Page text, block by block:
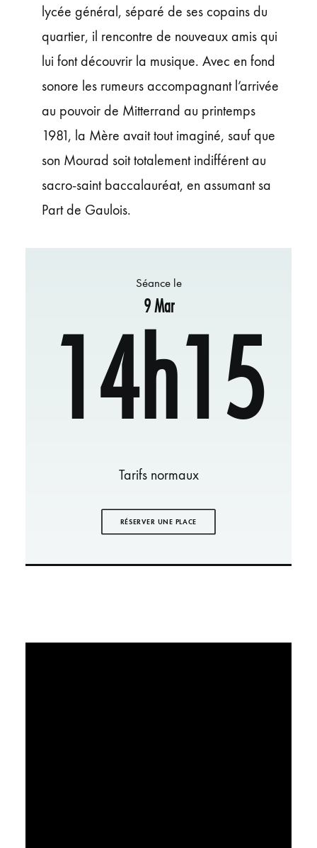
lycée général, séparé de ses copains du
quartier, il rencontre de nouveaux amis qui
lui font découvrir la musique. Avec en fond
sonore les rumeurs accompagnant l’arrivée
au pouvoir de Mitterrand au printemps
1981, la Mère avait tout imaginé, sauf que
son Mourad soit totalement indifférent au
sacro-saint baccalauréat, en assumant sa
Part de Gaulois.
Séance le
9 Mar
14h15
Tarifs normaux
RÉSERVER UNE PLACE